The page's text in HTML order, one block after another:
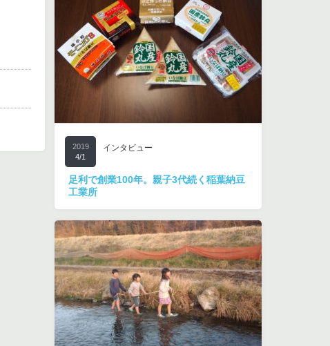
2019
4/1
インタビュー
足利で創業100年。親子3代続く稲葉納豆
工業所